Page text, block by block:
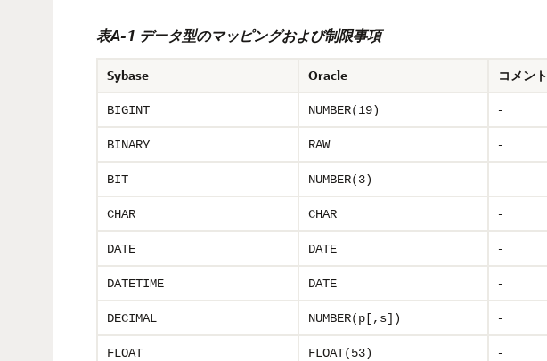
表A-1 データ型のマッピングおよび制限事項
Sybase Oracle コメント
BIGINT NUMBER(19) -
BINARY RAW -
BIT NUMBER(3) -
CHAR CHAR -
DATE DATE -
DATETIME DATE -
DECIMAL NUMBER(p[,s]) -
FLOAT FLOAT(53) -